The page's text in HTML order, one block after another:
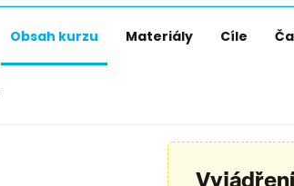
Obsah kurzu Materiály Cíle